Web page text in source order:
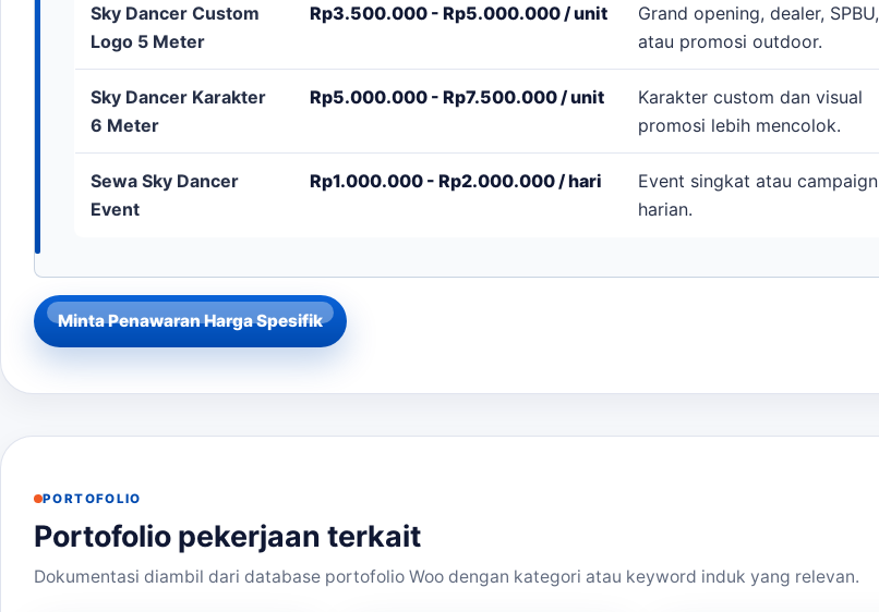
Sky Dancer Custom
Logo 5 Meter
Rp3.500.000 - Rp5.000.000 / unit
Grand opening, dealer, SPBU,
atau promosi outdoor.
Sky Dancer Karakter
6 Meter
Rp5.000.000 - Rp7.500.000 / unit
Karakter custom dan visual
promosi lebih mencolok.
Sewa Sky Dancer
Event
Rp1.000.000 - Rp2.000.000 / hari
Event singkat atau campaign
harian.
Minta Penawaran Harga Spesifik
PORTOFOLIO
Portofolio pekerjaan terkait
Dokumentasi diambil dari database portofolio Woo dengan kategori atau keyword induk yang relevan.